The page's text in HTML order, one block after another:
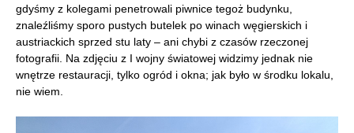
gdyśmy z kolegami penetrowali piwnice tegoż budynku,
znaleźliśmy sporo pustych butelek po winach węgierskich i
austriackich sprzed stu laty – ani chybi z czasów rzeczonej
fotografii. Na zdjęciu z I wojny światowej widzimy jednak nie
wnętrze restauracji, tylko ogród i okna; jak było w środku lokalu,
nie wiem.